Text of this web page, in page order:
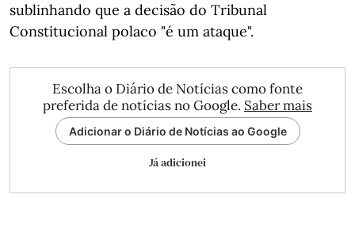
sublinhando que a decisão do Tribunal
Constitucional polaco "é um ataque".
Escolha o Diário de Notícias como fonte
preferida de notícias no Google. Saber mais
Adicionar o Diário de Notícias ao Google
Já adicionei